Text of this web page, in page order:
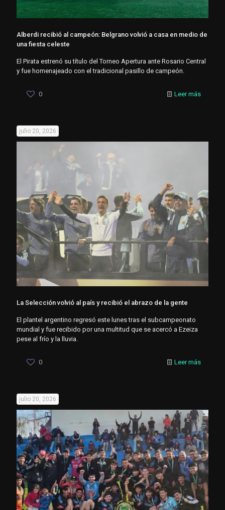
Alberdi recibió al campeón: Belgrano volvió a casa en medio de
una fiesta celeste
El Pirata estrenó su título del Torneo Apertura ante Rosario Central
y fue homenajeado con el tradicional pasillo de campeón.
0 Leer más
julio 20, 2026
La Selección volvió al país y recibió el abrazo de la gente
El plantel argentino regresó este lunes tras el subcampeonato
mundial y fue recibido por una multitud que se acercó a Ezeiza
pese al frío y la lluvia.
0 Leer más
julio 20, 2026